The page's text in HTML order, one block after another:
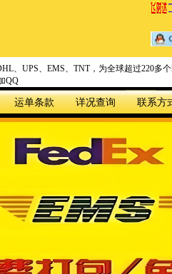
、UPS、EMS、TNT，为全球超过220多
QQ
运单条款 详况查询 联系方